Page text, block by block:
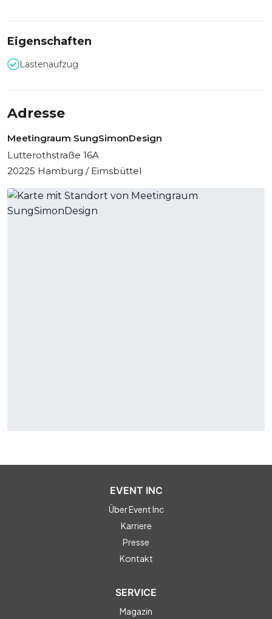
Eigenschaften
Lastenaufzug
Adresse
Meetingraum SungSimonDesign
Lutterothstraße 16A
20225 Hamburg / Eimsbüttel
EVENT INC
Über Event Inc
Karriere
Presse
Kontakt
SERVICE
Magazin